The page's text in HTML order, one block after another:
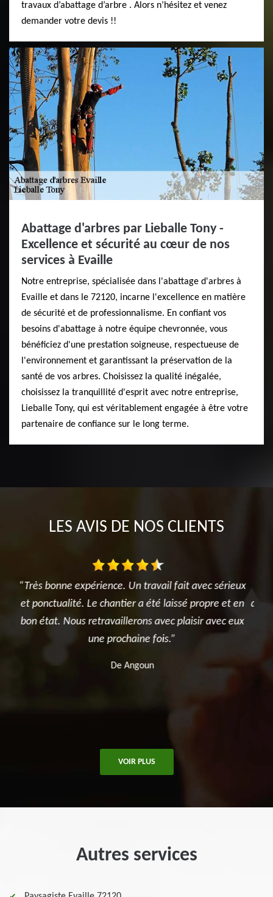
travaux d’abattage d’arbre . Alors n’hésitez et venez
demander votre devis !!
Abattage d'arbres par Lieballe Tony -
Excellence et sécurité au cœur de nos
services à Evaille
Notre entreprise, spécialisée dans l'abattage d'arbres à
Evaille et dans le 72120, incarne l'excellence en matière
de sécurité et de professionnalisme. En confiant vos
besoins d'abattage à notre équipe chevronnée, vous
bénéficiez d'une prestation soigneuse, respectueuse de
l'environnement et garantissant la préservation de la
santé de vos arbres. Choisissez la qualité inégalée,
choisissez la tranquillité d'esprit avec notre entreprise,
Lieballe Tony, qui est véritablement engagée à être votre
partenaire de confiance sur le long terme.
LES AVIS DE NOS CLIENTS
Intervention rapide et efficace sur un arbre
dangereux. Monsieur Lieballe et son équipe sont très
professionnels, sérieux et sympathiques. Je
recommande
De .
VOIR PLUS
Autres services